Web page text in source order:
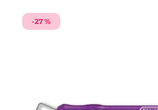
-27 %